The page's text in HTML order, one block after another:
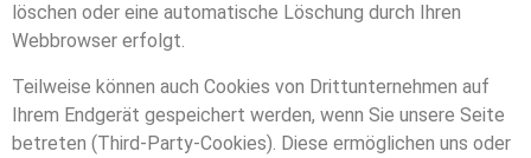
löschen oder eine automatische Löschung durch Ihren
Webbrowser erfolgt.
Teilweise können auch Cookies von Drittunternehmen auf
Ihrem Endgerät gespeichert werden, wenn Sie unsere Seite
betreten (Third-Party-Cookies). Diese ermöglichen uns oder